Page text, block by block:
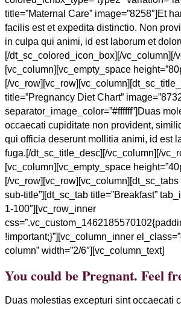
title=”Maternal Care” image=”8258″]Et
facilis est et expedita distinctio. Non
in culpa qui animi, id est laborum et
[/dt_sc_colored_icon_box][/vc_column][/
[vc_column][vc_empty_space
[/
title=”Pregnancy Diet Chart”
separator_image_color=”#ffffff”]Duas
occaecati cupiditate non provident,
qui officia deserunt mollitia animi, id est
fuga.[/dt_sc_title_desc][/vc_column][/
[vc_column][vc_empty_space
[/vc_row][vc_row][vc_column][dt_sc_tabs
sub-title”][dt_sc_tab title=”Breakfast”
1-100″][vc_row_inner
!important;}”][vc_column_inner
column” width=”2/6″][vc_column_text]
You could be Pregnant. Feel
Duas molestias excepturi sint occaecati